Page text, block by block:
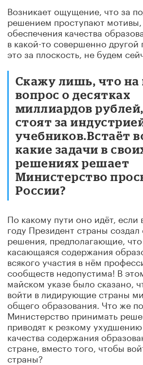
Возникает ощущение, что за
решением проступают мотивы,
обеспечения качества
в какой-то совершенно другой
это за плоскость, не будем
Скажу лишь, что на
вопрос о десятках
миллиардов
стоят за
учебников.Встаёт
какие задачи в
решениях решает
Министерство
России?
По какому пути оно идёт,
году Президент страны
решения, предполагающие,
касающаяся содержания
всякого участия в нём
сообществ недопустима! В
майском указе было сказано,
войти в лидирующие страны
общего образования. Что же
Министерство принимать
приводят к резкому
качества содержания
стране, вместо того, чтобы
страны?